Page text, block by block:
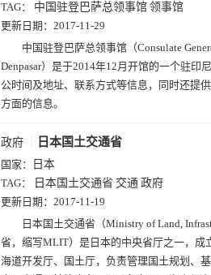
TAG： 中国驻登巴萨总领事馆 领事馆
更新日期： 2017-11-29
中国驻登巴萨总领事馆（Consulate
Denpasar）是于2014年12月开馆的一个驻印
公时间及地址、联系方式等信息，同时还提
方面的信息。
政府 日本国土交通省
国家：
日本
TAG：
日本国土交通省 交通 政府
更新日期： 2017-11-19
日本国土交通省（Ministry of Land,
省，缩写MLIT）是日本的中央省厅之一，成
海道开发厅、国土厅，负责管理国土规划、